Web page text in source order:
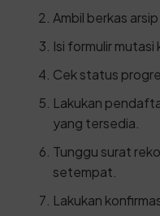
Ambil berkas
Isi formulir mutasi
Cek status
Lakukan
yang tersedia.
Tunggu surat
setempat.
Lakukan